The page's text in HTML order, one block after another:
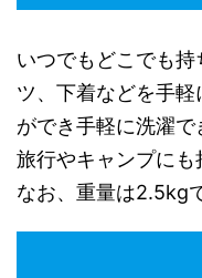
いつでもどこでも
ツ、下着などを手
ができ手軽に洗濯で
旅行やキャンプにも
なお、重量は2.5kg